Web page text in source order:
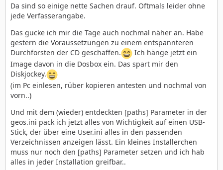
Da sind so einige nette Sachen drauf. Oftmals leider ohne
jede Verfasserangabe.
Das gucke ich mir die Tage auch nochmal näher an. Habe
gestern die Voraussetzungen zu einem entspannteren
Durchforsten der CD geschaffen.
Ich hänge jetzt ein
Image davon in die Dosbox ein. Das spart mir den
Diskjockey.
(im Pc einlesen, rüber kopieren antesten und nochmal von
vorn..)
Und mit dem (wieder) entdeckten [paths] Parameter in der
geos.ini pack ich jetzt alles von Wichtigkeit auf einen USB-
Stick, der über eine User.ini alles in den passenden
Verzeichnissen anzeigen lässt. Ein kleines Installerchen
muss nur noch den [paths] Parameter setzen und ich hab
alles in jeder Installation greifbar..